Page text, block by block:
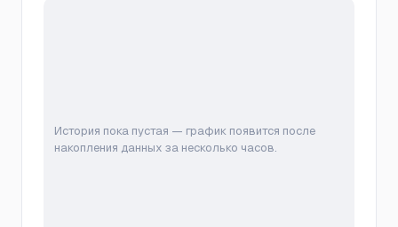
История пока пустая — график появится после
накопления данных за несколько часов.